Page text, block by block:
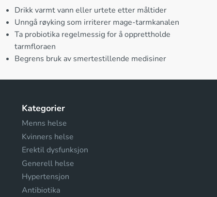
Drikk varmt vann eller urtete etter måltider
Unngå røyking som irriterer mage-tarmkanalen
Ta probiotika regelmessig for å opprettholde
tarmfloraen
Begrens bruk av smertestillende medisiner
Kategorier
Menns helse
Kvinners helse
Erektil dysfunksjon
Generell helse
Hypertensjon
Antibiotika